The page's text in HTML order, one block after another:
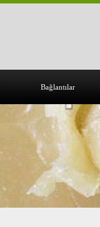
Bağlantılar